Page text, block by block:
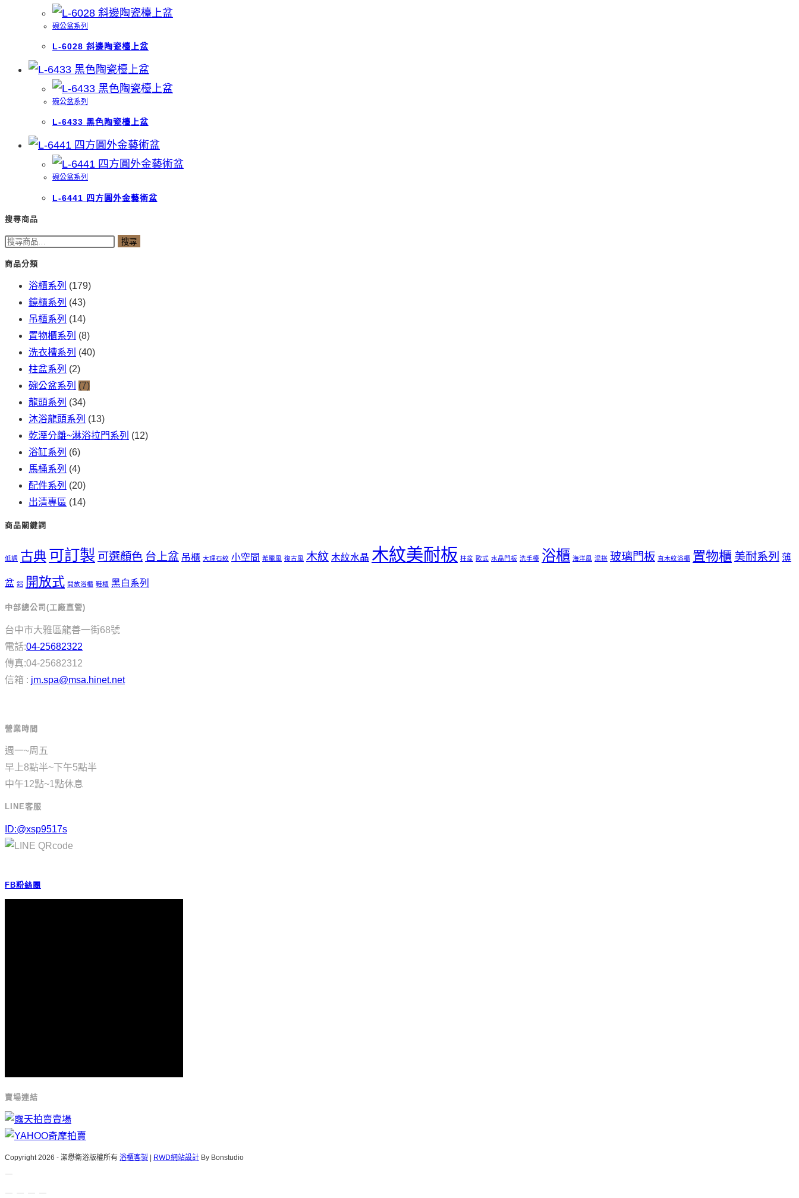
碗公盆系列
L-6028 斜邊陶瓷檯上盆
碗公盆系列
L-6433 黑色陶瓷檯上盆
碗公盆系列
L-6441 四方圓外金藝術盆
搜尋商品
搜
尋
搜尋
商品分類
浴櫃系列 (179)
鏡櫃系列 (43)
吊櫃系列 (14)
置物櫃系列 (8)
洗衣槽系列 (40)
柱盆系列 (2)
碗公盆系列 (7)
龍頭系列 (34)
沐浴龍頭系列 (13)
乾溼分離~淋浴拉門系列 (12)
浴缸系列 (6)
馬桶系列 (4)
配件系列 (20)
出清專區 (14)
商品關鍵詞
低調 古典 可訂製 可選顏色 台上盆 吊櫃 大理石紋 小空間 希臘風 復古風 木紋 木紋水晶 木紋美耐板 柱盆 歐式 水晶門板 洗手檯 浴櫃 海洋風 混搭 玻璃門板 直木紋浴櫃 置物櫃 美耐系列 薄
盆 鋁 開放式 開放浴櫃 鞋櫃 黑白系列
中部總公司(工廠直營)
台中市大雅區龍善一街68號
電話:04-25682322
傳真:04-25682312
信箱 : jm.spa@msa.hinet.net
營業時間
週一~周五
早上8點半~下午5點半
中午12點~1點休息
LINE客服
ID:@xsp9517s
FB粉絲團
賣場連結
Copyright 2026 - 潔懋衛浴版權所有 浴櫃客製 | RWD網站設計 By Bonstudio